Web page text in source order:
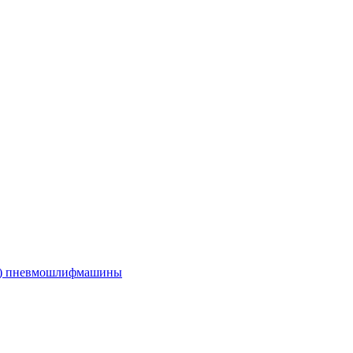
пневмошлифмашины